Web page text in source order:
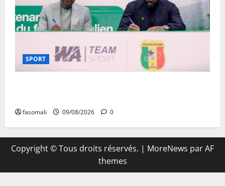
SPORT
fasomali 09/08/2026 0
Copyright © Tous droits réservés. | MoreNews par AF
themes